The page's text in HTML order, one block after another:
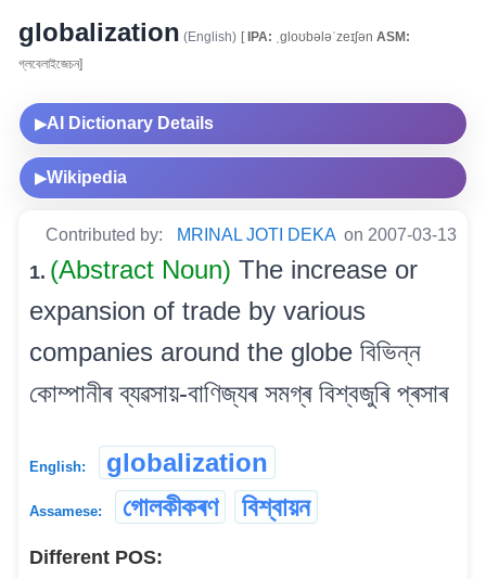
globalization (English) [IPA: ˌgloʊbələˈzeɪʃən ASM:
গ্লবেলাইজেচন]
▶AI Dictionary Details
▶Wikipedia
Contributed by: MRINAL JOTI DEKA on 2007-03-13
1. (Abstract Noun) The increase or
expansion of trade by various
companies around the globe বিভিন্ন
কোম্পানীৰ ব্যৱসায়-বাণিজ্যৰ সমগ্ৰ বিশ্বজুৰি প্ৰসাৰ
English: globalization
Assamese: গোলকীকৰণ বিশ্বায়ন
Different POS: